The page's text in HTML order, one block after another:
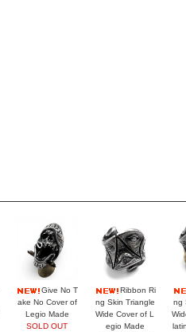
Give No T
ake No Cover of
Legio Made
SOLD OUT
Ribbon Ri
ng Skin Triangle
Wide Cover of L
egio Made
ng